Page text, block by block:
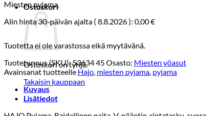
Ostoskori
Ostoskori on tyhjä.
Takaisin kauppaan
Miesten pyjama.
Alin hinta 30-päivän ajalta ( 8.8.2026): 0,00€
Tuotetta ei ole varastossa eikä myytävänä.
Tuotetunnus (SKU):53634 45Osasto: Miesten yöasut
Avainsanat tuotteelle Hajo, miesten pyjama, pyjama
Kuvaus
Lisätiedot